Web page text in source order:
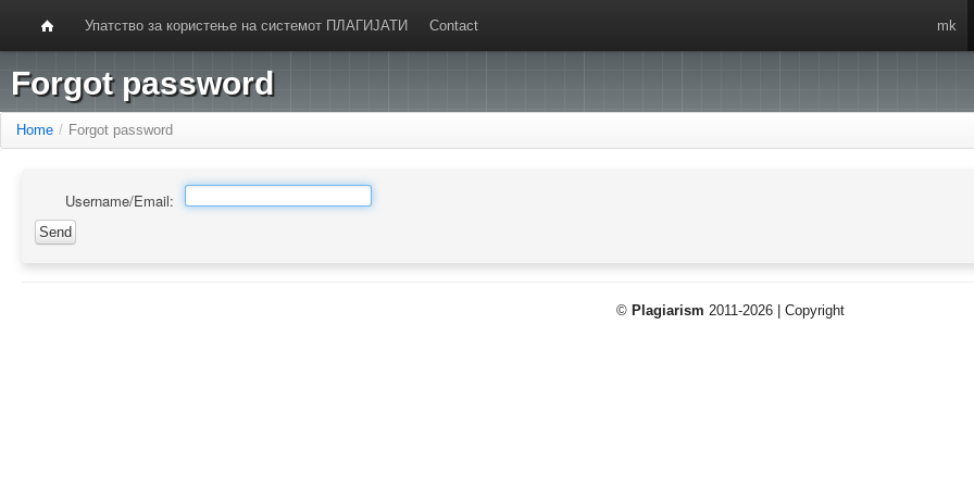
Упатство за користење на системот ПЛАГИЈАТИ Contact mk
Forgot password
Home / Forgot password
Username/Email:
© Plagiarism 2011-2026 | Copyright